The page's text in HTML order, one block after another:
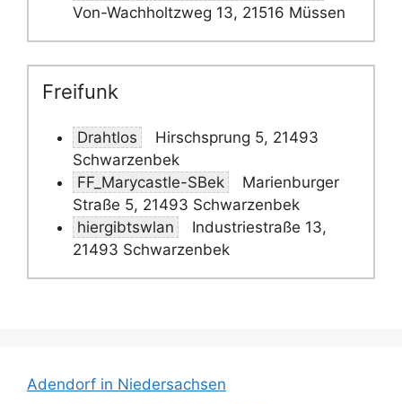
Von-Wachholtzweg 13, 21516 Müssen
Freifunk
Drahtlos
Hirschsprung 5, 21493
Schwarzenbek
FF_Marycastle-SBek
Marienburger
Straße 5, 21493 Schwarzenbek
hiergibtswlan
Industriestraße 13,
21493 Schwarzenbek
Adendorf in Niedersachsen